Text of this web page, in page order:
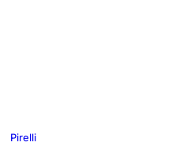
Pirelli